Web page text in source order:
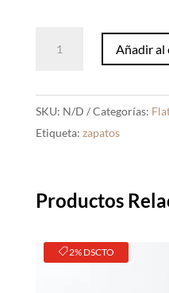
Zara
Añadir al
SKU: N/D Categorías:
Etiqueta: zapatos
Productos
2% DSCTO